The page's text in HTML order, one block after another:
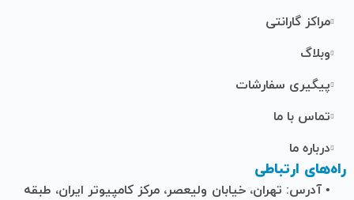
مراکز گارانتی
وبلاگ
پیگیری سفارشات
تماس با ما
درباره ما
راه‌های ارتباطی
• آدرس: تهران، خیابان ولیعصر، مرکز کامپیوتر ایران، طبقه